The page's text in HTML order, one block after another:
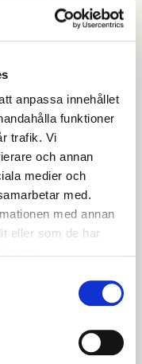
anpassa innehållet
funktioner
trafik. Vi
och annan
medier och
med.
med annan
eller som de har
för tidsbokning.
rådgivning, få
med mera
i Avesta
med regionala
och riskkapital i
i Dalarna i Falun.
som erbjuder